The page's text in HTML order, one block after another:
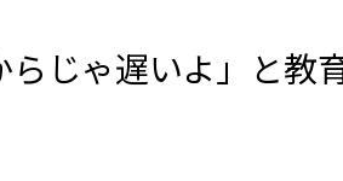
らじゃ遅いよ」と